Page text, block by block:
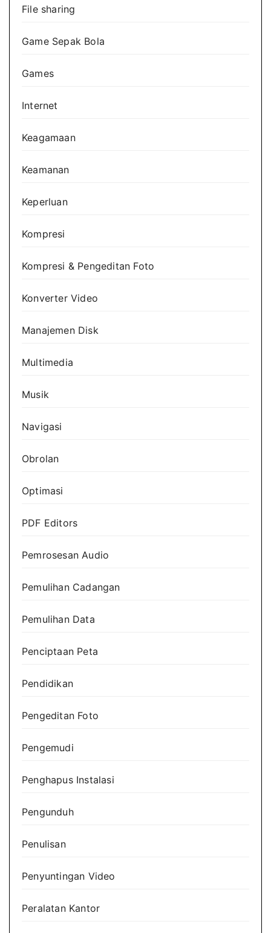
File sharing
Game Sepak Bola
Games
Internet
Keagamaan
Keamanan
Keperluan
Kompresi
Kompresi & Pengeditan Foto
Konverter Video
Manajemen Disk
Multimedia
Musik
Navigasi
Obrolan
Optimasi
PDF Editors
Pemrosesan Audio
Pemulihan Cadangan
Pemulihan Data
Penciptaan Peta
Pendidikan
Pengeditan Foto
Pengemudi
Penghapus Instalasi
Pengunduh
Penulisan
Penyuntingan Video
Peralatan Kantor